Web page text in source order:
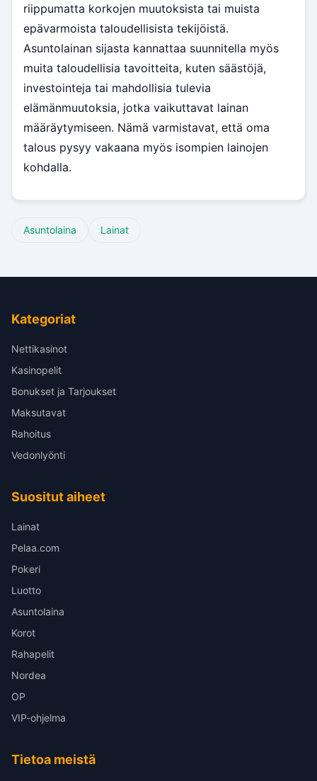
riippumatta korkojen muutoksista tai muista
epävarmoista taloudellisista tekijöistä.
Asuntolainan sijasta kannattaa suunnitella myös
muita taloudellisia tavoitteita, kuten säästöjä,
investointeja tai mahdollisia tulevia
elämänmuutoksia, jotka vaikuttavat lainan
määräytymiseen. Nämä varmistavat, että oma
talous pysyy vakaana myös isompien lainojen
kohdalla.
Asuntolaina Lainat
Kategoriat
Nettikasinot
Kasinopelit
Bonukset ja Tarjoukset
Maksutavat
Rahoitus
Vedonlyönti
Suositut aiheet
Lainat
Pelaa.com
Pokeri
Luotto
Asuntolaina
Korot
Rahapelit
Nordea
OP
VIP-ohjelma
Tietoa meistä